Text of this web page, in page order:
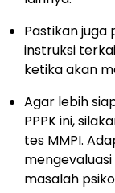
Pastikan
instruksi
ketika akan
Agar lebih
PPPK ini,
tes MMPI.
masalah